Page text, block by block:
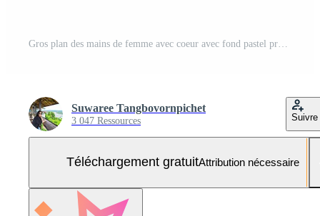
Suwaree Tangbovornpichet
3 047 Ressources Suivre
Téléchargement gratuitAttribution nécessaire